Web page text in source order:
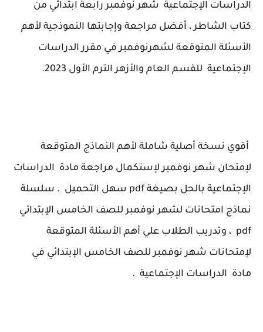
الدراسات الإجتماعية شهر نوفمبر رابعة ابتدائي من
كتاب الشاطر ، أفضل مراجعة وإجابتها النموذجية لأهم
الأسئلة المتوقعة لشهرنوفمبر في مقرر الدراسات
الإجتماعية للقسم العام والأزهر الترم الأول 2023.
أقوي نسخة أصلية شاملة لأهم النماذج المتوقعة
لإمتحان شهر نوفمبر لإستكمال مراجعة مادة الدراسات
الإجتماعية
بالحل بصيغة pdf سهل التحميل . سلسلة
نماذج امتحانات لشهر نوفمبر للصف الخامس الإبتدائي
pdf ، وتدريب الطلاب علي أهم الأسئلة المتوقعة
لإمتحانات شهر نوفمبر للصف الخامس الإبتدائي في
مادة الدراسات الإجتماعية .